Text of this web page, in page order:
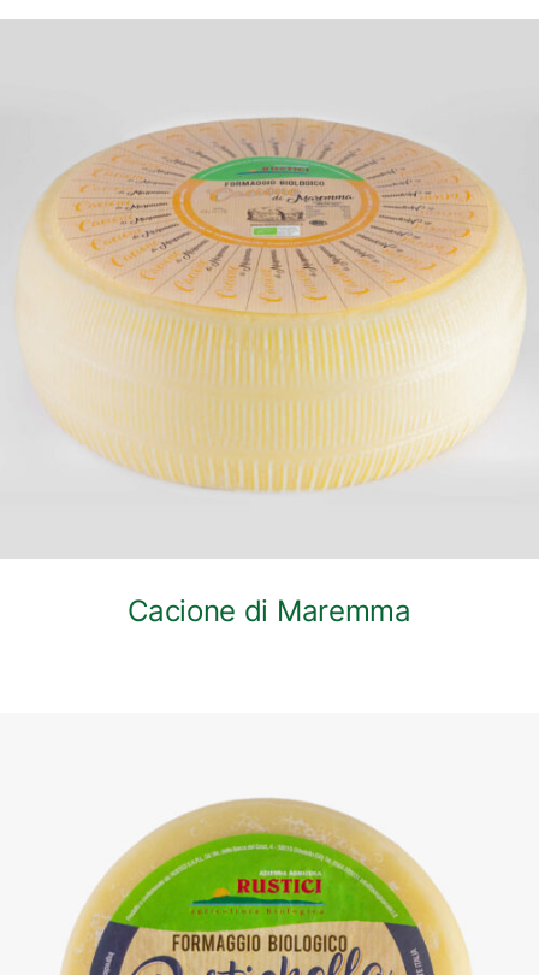
DETTAGLI
Cacione di Maremma